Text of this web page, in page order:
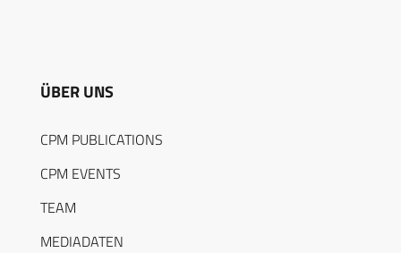
ÜBER UNS
CPM PUBLICATIONS
CPM EVENTS
TEAM
MEDIADATEN